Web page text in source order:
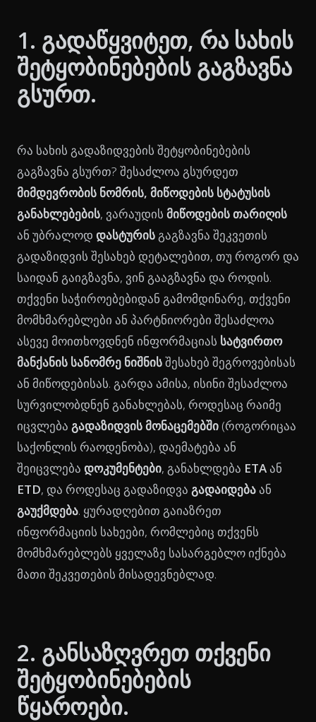
1. გადაწყვიტეთ, რა სახის
შეტყობინებების გაგზავნა
გსურთ.
რა სახის გადაზიდვების შეტყობინებების
გაგზავნა გსურთ? შესაძლოა გსურდეთ
მიმდევრობის ნომრის, მიწოდების სტატუსის
განახლებების, ვარაუდის მიწოდების თარიღის
ან უბრალოდ დასტურისგაგზავნა შეკვეთის
გადაზიდვის შესახებ დეტალებით, თუ როგორ და
საიდან გაიგზავნა, ვინ გააგზავნა და როდის.
თქვენი საჭიროებებიდან გამომდინარე, თქვენი
მომხმარებლები ან პარტნიორები შესაძლოა
ასევე მოითხოვდნენ ინფორმაციას სატვირთო
მანქანის სანომრე ნიშნისშესახებ შეგროვებისას
ან მიწოდებისას. გარდა ამისა, ისინი შესაძლოა
სურვილობდნენ განახლებას, როდესაც რაიმე
იცვლება გადაზიდვის მონაცემებში (როგორიცაა
საქონლის რაოდენობა), დაემატება ან
შეიცვლება დოკუმენტები, განახლდება ETAან
ETD, და როდესაც გადაზიდვა გადაიდებაან
გაუქმდება. ყურადღებით გაიაზრეთ
ინფორმაციის სახეები, რომლებიც თქვენს
მომხმარებლებს ყველაზე სასარგებლო იქნება
მათი შეკვეთების მისადევნებლად.
2. განსაზღვრეთ თქვენი
შეტყობინებების
წყაროები.